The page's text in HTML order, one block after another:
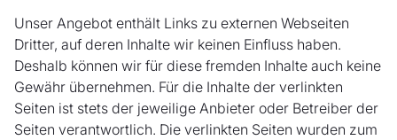
Unser Angebot enthält Links zu externen Webseiten
Dritter, auf deren Inhalte wir keinen Einfluss haben.
Deshalb können wir für diese fremden Inhalte auch keine
Gewähr übernehmen. Für die Inhalte der verlinkten
Seiten ist stets der jeweilige Anbieter oder Betreiber der
Seiten verantwortlich. Die verlinkten Seiten wurden zum